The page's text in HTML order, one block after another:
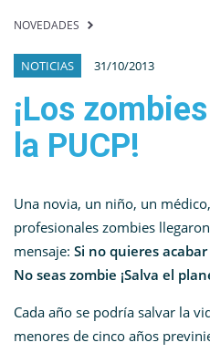
NOVEDADES
NOTICIAS 31/10/2013
¡Los
la PUCP!
Una novia, un niño, un
profesionales zombies
mensaje: Si no quieres
No seas zombie ¡Salva el
Cada año se podría salvar la
menores de cinco años